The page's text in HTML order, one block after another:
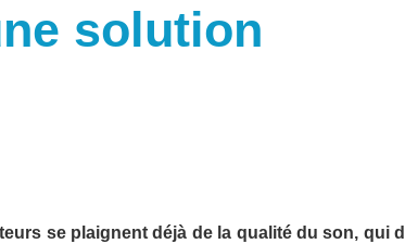
solution
se plaignent déjà de la qualité du son, qui